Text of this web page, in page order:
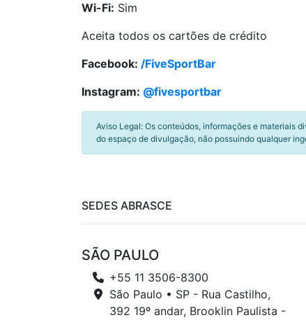
Wi-Fi: Sim
Aceita todos os cartões de crédito
Facebook: /FiveSportBar
Instagram: @fivesportbar
Aviso Legal: Os conteúdos, informações e materiais
do espaço de divulgação, não possuindo qualquer
SEDES ABRASCE
SÃO PAULO
+55 11 3506-8300
São Paulo • SP - Rua Castilho,
392 19º andar, Brooklin Paulista -